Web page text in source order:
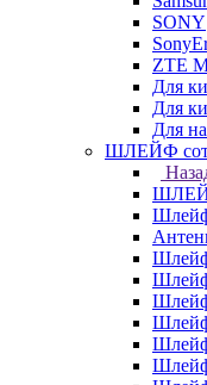
SONY
ZTE
Для
Для
Для
ШЛЕЙФ